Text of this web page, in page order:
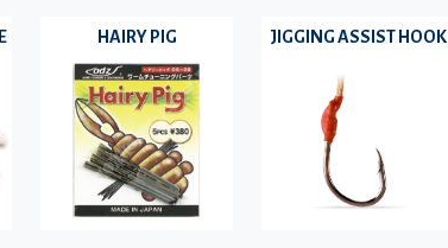
HAIRY PIG JIGGING ASSIST HOOK